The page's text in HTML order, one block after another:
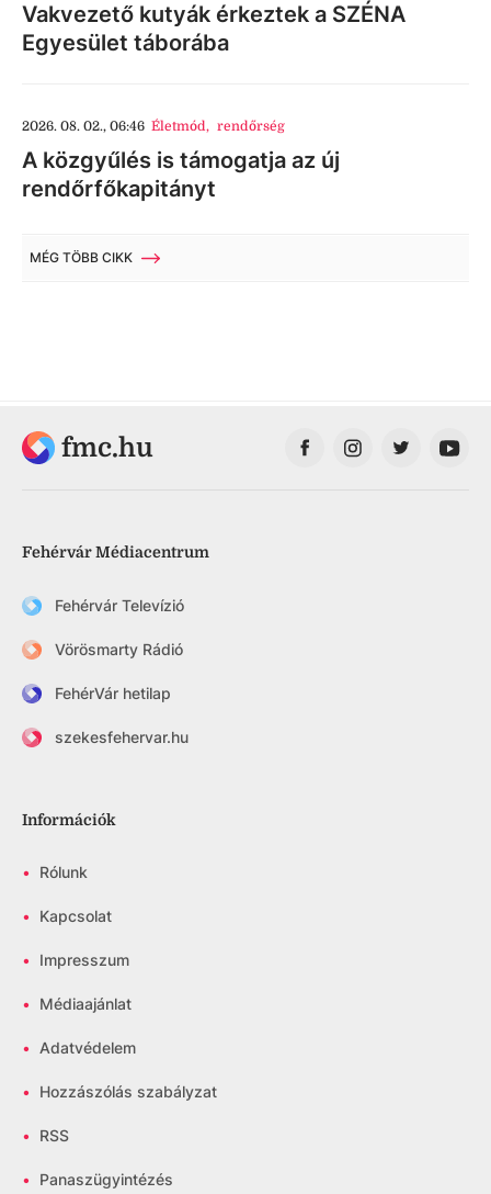
Vakvezető kutyák érkeztek a SZÉNA
Egyesület táborába
2026. 08. 02., 06:46 Életmód, rendőrség
A közgyűlés is támogatja az új
rendőrfőkapitányt
MÉG TÖBB CIKK
fmc.hu
Fehérvár Médiacentrum
Fehérvár Televízió
Vörösmarty Rádió
FehérVár hetilap
szekesfehervar.hu
Információk
• Rólunk
• Kapcsolat
• Impresszum
• Médiaajánlat
• Adatvédelem
• Hozzászólás szabályzat
• RSS
• Panaszügyintézés